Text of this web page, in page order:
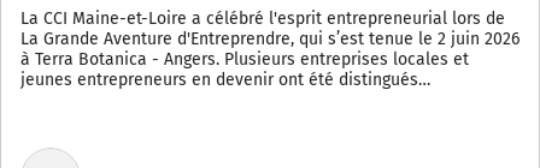
La CCI Maine-et-Loire a célébré l'esprit entrepreneurial lors de
La Grande Aventure d'Entreprendre, qui s’est tenue le 2 juin 2026
à Terra Botanica - Angers. Plusieurs entreprises locales et
jeunes entrepreneurs en devenir ont été distingués…